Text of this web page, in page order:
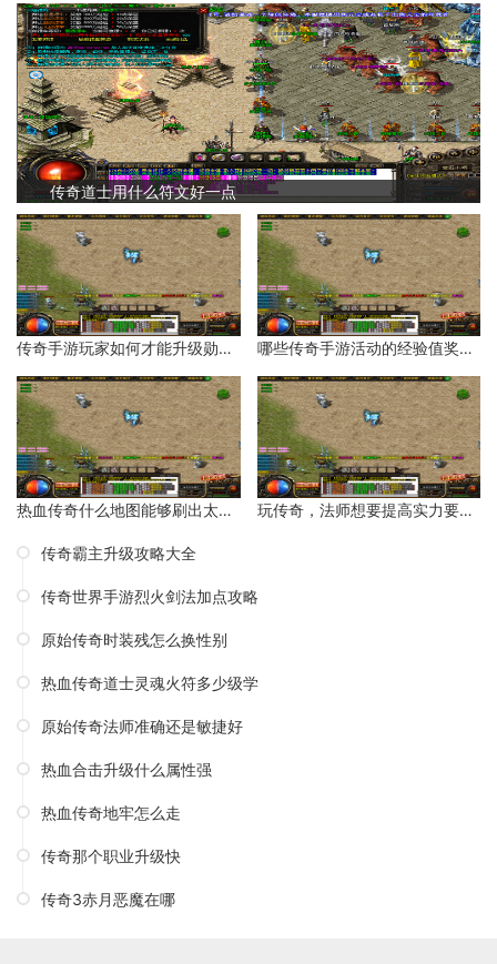
传奇道士用什么符文好一点
传奇手游玩家如何才能升级勋章等级？ 哪些传奇手游活动的经验值奖励比较多？
热血传奇什么地图能够刷出太阳水？ 玩传奇，法师想要提高实力要如何操作呢？
传奇霸主升级攻略大全
传奇世界手游烈火剑法加点攻略
原始传奇时装残怎么换性别
热血传奇道士灵魂火符多少级学
原始传奇法师准确还是敏捷好
热血合击升级什么属性强
热血传奇地牢怎么走
传奇那个职业升级快
传奇3赤月恶魔在哪